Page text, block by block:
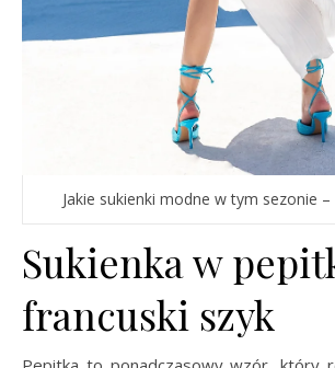
Jakie sukienki modne w tym sezonie
Sukienka w
francuski szyk